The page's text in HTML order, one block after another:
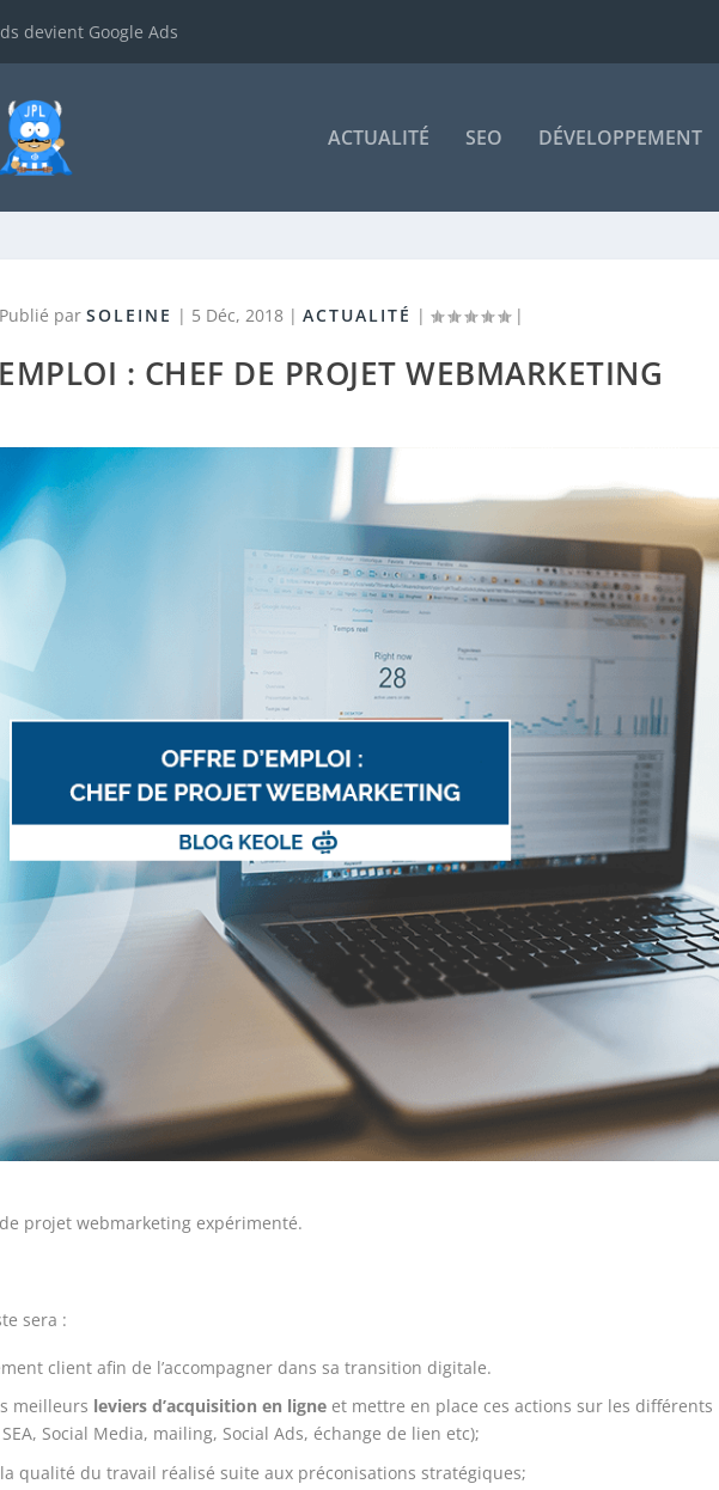
devient Google Ads
ACTUALITÉ SEO DÉVELOPPEMENT
Publié parSOLEINE | 5 Déc, 2018 |ACTUALITÉ | |
: CHEF DE PROJET WEBMARKETING
projet webmarketing expérimenté.
sera :
client afin de l’accompagner dans sa transition digitale.
meilleurs leviers d’acquisition en ligne et mettre en place ces actions sur les différents
Social Media, mailing, Social Ads, échange de lien etc);
qualité du travail réalisé suite aux préconisations stratégiques;